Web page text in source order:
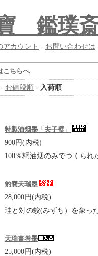
鑑璞
アカウント - お問い合わせは
こちらへ
- お値段順 - 入荷順
特製油烟墨「夫子璧」
900円(内税)
100％桐油烟のみでつくられ
豹嚢天瑞墨
28,000円(内税)
珪と対の蛟(みずち）を象っ
天瑞書巻墨
25,000円(内税)